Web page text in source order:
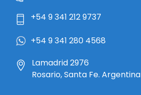
+54 9 341 212 9737
+54 9 341 280 4568
Lamadrid 2976
Rosario, Santa Fe. Argentina